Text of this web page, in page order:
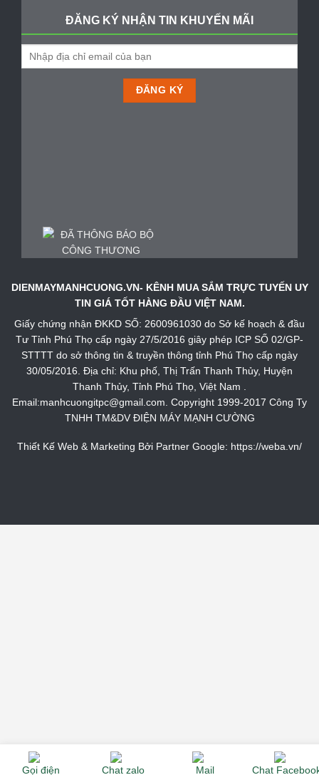
ĐĂNG KÝ NHẬN TIN KHUYẾN MÃI
DIENMAYMANHCUONG.VN- KÊNH MUA SẮM TRỰC TUYẾN UY
TIN GIÁ TỐT HÀNG ĐẦU VIỆT NAM.
Giấy chứng nhận ĐKKD SỐ: 2600961030 do Sở kế hoạch & đầu
Tư Tỉnh Phú Thọ cấp ngày 27/5/2016 giây phép ICP SỐ 02/GP-
STTTT do sở thông tin & truyền thông tỉnh Phú Thọ cấp ngày
30/05/2016. Địa chỉ: Khu phố, Thị Trấn Thanh Thủy, Huyện
Thanh Thủy, Tỉnh Phú Thọ, Việt Nam .
Email:manhcuongitpc@gmail.com. Copyright 1999-2017 Công Ty
TNHH TM&DV ĐIỆN MÁY MẠNH CƯỜNG
Thiết Kế Web & Marketing Bởi Partner Google: https://weba.vn/
Gọi điện Chat zalo Mail Chat